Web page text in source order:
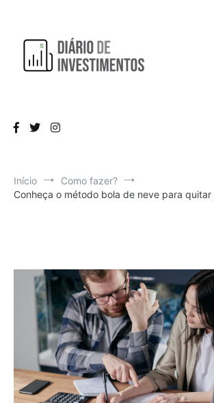
conteúdo
Início
Como fazer?
Conheça o método bola de neve para